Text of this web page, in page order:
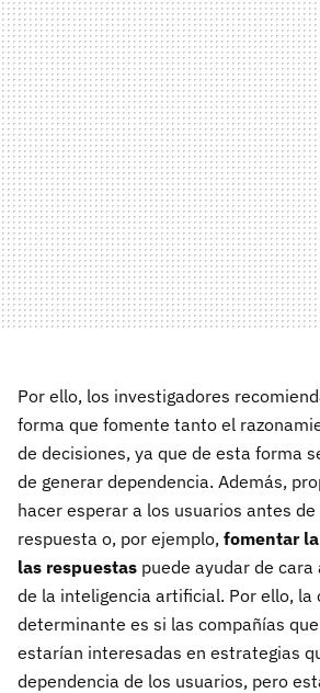
Por ello, los investigadores
forma que fomente tanto el
de decisiones, ya que de esta forma
de generar dependencia. Además,
hacer esperar a los usuarios antes
respuesta o, por ejemplo, fomentar
las respuestas puede ayudar de
de la inteligencia artificial. Por ello, la
determinante es si las compañías
estarían interesadas en estrategias
dependencia de los usuarios, pero